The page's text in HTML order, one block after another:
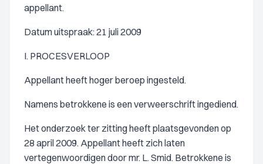
appellant.
Datum uitspraak: 21 juli 2009
I. PROCESVERLOOP
Appellant heeft hoger beroep ingesteld.
Namens betrokkene is een verweerschrift ingediend.
Het onderzoek ter zitting heeft plaatsgevonden op
28 april 2009. Appellant heeft zich laten
vertegenwoordigen door mr. L. Smid. Betrokkene is